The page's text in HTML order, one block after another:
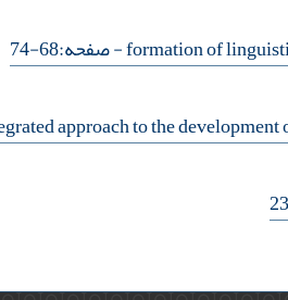
- صفحه:68-74